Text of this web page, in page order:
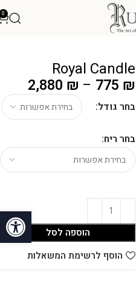
פתח
0
Royal Candle
775 ₪
–
2,880 ₪
בחר גודל:
בחר ריח:
הוספה לסל
הוסף לרשימת המשאלות